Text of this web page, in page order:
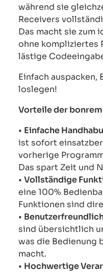
während sie
Receivers
Das macht sie zum
ohne kompliziertes
lästige
Einfach auspacken,
loslegen!
Vorteile der
• Einfache
ist sofort
vorherige
Das spart Zeit und
• Vollständige
eine 100%
Funktionen sind
•
sind übersichtlich
was die Bedienung
macht.
• Hochwertige